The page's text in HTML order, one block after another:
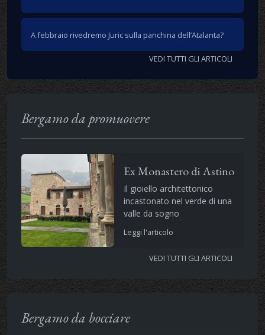
A febbraio rivedremo Juric sulla panchina dell’Atalanta?
VEDI TUTTI GLI ARTICOLI
Bergamo da promuovere
Ex Monastero di Astino
Il gioiello architettonico
incastonato nel verde di una
valle da sogno
Leggi l'articolo
VEDI TUTTI GLI ARTICOLI
Bergamo da bocciare